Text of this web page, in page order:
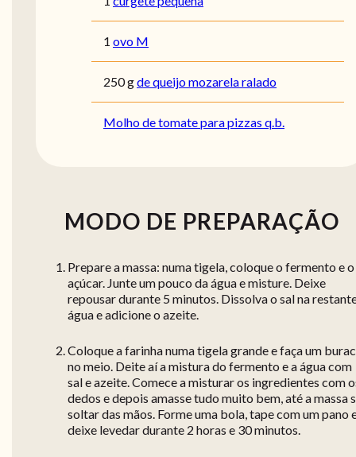
1 ovo M
250gde queijo mozarela ralado
Molho de tomate para pizzas q.b.
MODO DE PREPARAÇÃO
Prepare a massa: numa tigela, coloque o fermento e o
açúcar. Junte um pouco da água e misture. Deixe
repousar durante 5 minutos. Dissolva o sal na
água e adicione o azeite.
Coloque a farinha numa tigela grande e faça um
no meio. Deite aí a mistura do fermento e a água com
sal e azeite. Comece a misturar os ingredientes com
dedos e depois amasse tudo muito bem, até a massa
soltar das mãos. Forme uma bola, tape com um pano
deixe levedar durante 2 horas e 30 minutos.